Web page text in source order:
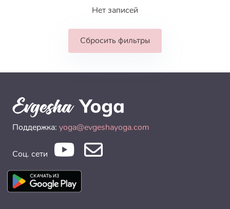
Нет записей
Сбросить фильтры
Поддержка: yoga@evgeshayoga.com
Соц. сети